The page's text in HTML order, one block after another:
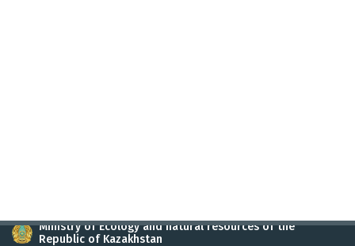
Ministry of Ecology and natural resources of the
Republic of Kazakhstan